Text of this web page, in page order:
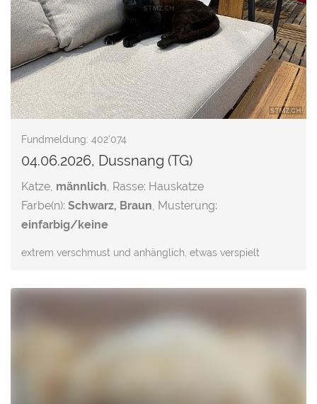
Fundmeldung: 402'074
04.06.2026, Dussnang (TG)
Katze, männlich, Rasse: Hauskatze
Farbe(n): Schwarz, Braun, Musterung:
einfarbig/keine
extrem verschmust und anhänglich, etwas verspielt